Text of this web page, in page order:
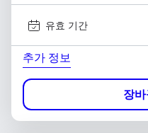
유효 기간
추가 정보
장바